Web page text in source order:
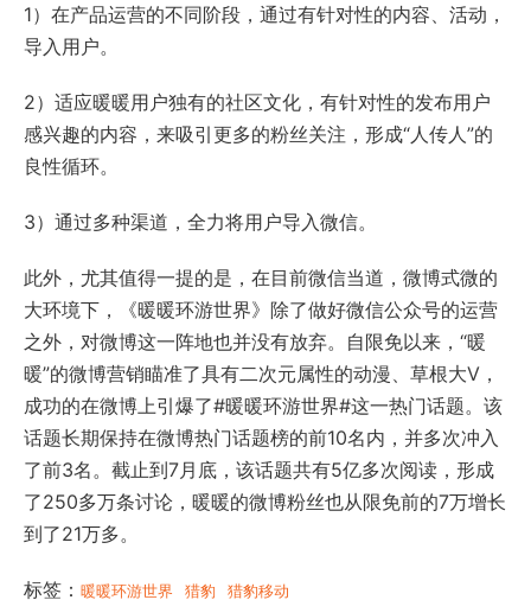
1）在产品运营的不同阶段，通过有针对性的内容、活动，
导入用户。
2）适应暖暖用户独有的社区文化，有针对性的发布用户
感兴趣的内容，来吸引更多的粉丝关注，形成“人传人”的
良性循环。
3）通过多种渠道，全力将用户导入微信。
此外，尤其值得一提的是，在目前微信当道，微博式微的
大环境下，《暖暖环游世界》除了做好微信公众号的运营
之外，对微博这一阵地也并没有放弃。自限免以来，“暖
暖”的微博营销瞄准了具有二次元属性的动漫、草根大V，
成功的在微博上引爆了#暖暖环游世界#这一热门话题。该
话题长期保持在微博热门话题榜的前10名内，并多次冲入
了前3名。截止到7月底，该话题共有5亿多次阅读，形成
了250多万条讨论，暖暖的微博粉丝也从限免前的7万增长
到了21万多。
标签： 暖暖环游世界 猎豹 猎豹移动